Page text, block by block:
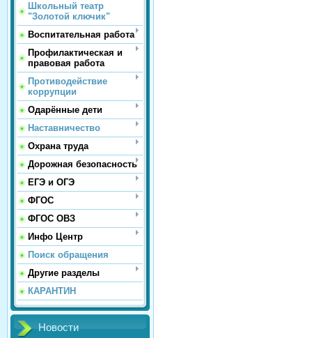
Школьный театр
"Золотой ключик"
Воспитательная работа
Профилактическая и
правовая работа
Противодействие
коррупции
Одарённые дети
Наставничество
Охрана труда
Дорожная безопасность
ЕГЭ и ОГЭ
ФГОС
ФГОС ОВЗ
Инфо Центр
Поиск обращения
Другие разделы
КАРАНТИН
Новости